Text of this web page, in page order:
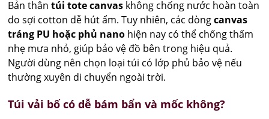
Bản thântúi tote canvas không chống nước hoàn toàn
do sợi cotton dễ hút ẩm. Tuy nhiên, các dòngcanvas
tráng PU hoặc phủ nano hiện nay có thể chống thấm
nhẹ mưa nhỏ, giúp bảo vệ đồ bên trong hiệu quả.
Người dùng nên chọn loại túi có lớp phủ bảo vệ nếu
thường xuyên di chuyển ngoài trời.
Túi vải bố có dễ bám bẩn và mốc không?